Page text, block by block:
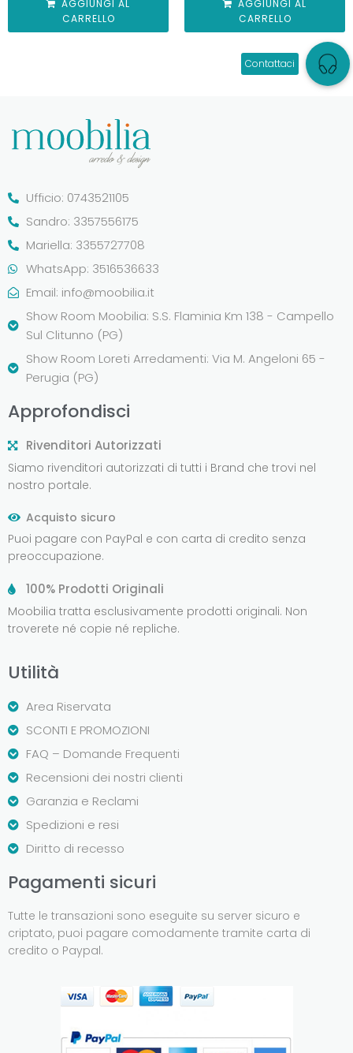
AGGIUNGI AL
CARRELLO
AGGIUNGI AL
CARRELLO
Ufficio: 0743521105
Sandro: 3357556175
Mariella: 3355727708
WhatsApp: 3516536633
Email: info@moobilia.it
Show Room Moobilia: S.S. Flaminia Km 138 - Campello
Sul Clitunno (PG)
Show Room Loreti Arredamenti: Via M. Angeloni 65 -
Perugia (PG)
Approfondisci
Rivenditori Autorizzati
Siamo rivenditori autorizzati di tutti i Brand che trovi nel
nostro portale.
Acquisto sicuro
Puoi pagare con PayPal e con carta di credito senza
preoccupazione.
100% Prodotti Originali
Moobilia tratta esclusivamente prodotti originali. Non
troverete né copie né repliche.
Utilità
Area Riservata
SCONTI E PROMOZIONI
FAQ – Domande Frequenti
Recensioni dei nostri clienti
Garanzia e Reclami
Spedizioni e resi
Diritto di recesso
Pagamenti sicuri
Tutte le transazioni sono eseguite su server sicuro e
criptato, puoi pagare comodamente tramite carta di
credito o Paypal.